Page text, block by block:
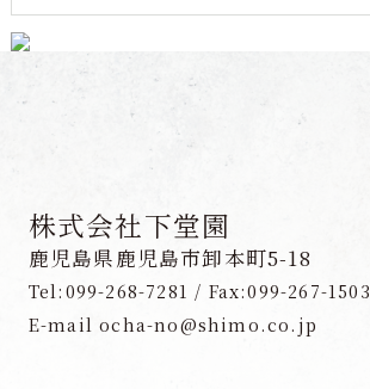
株式会社下堂園
鹿児島県鹿児島市卸本町5-18
Tel:099-268-7281 / Fax:099-267-1503
E-mail ocha-no@shimo.co.jp